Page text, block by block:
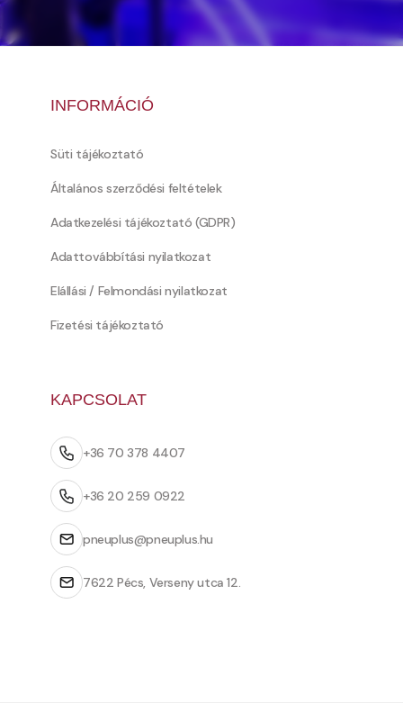
INFORMÁCIÓ
Süti tájékoztató
Általános szerződési feltételek
Adatkezelési tájékoztató (GDPR)
Adattovábbítási nyilatkozat
Elállási / Felmondási nyilatkozat
Fizetési tájékoztató
KAPCSOLAT
+36 70 378 4407
+36 20 259 0922
pneuplus@pneuplus.hu
7622 Pécs, Verseny utca 12.